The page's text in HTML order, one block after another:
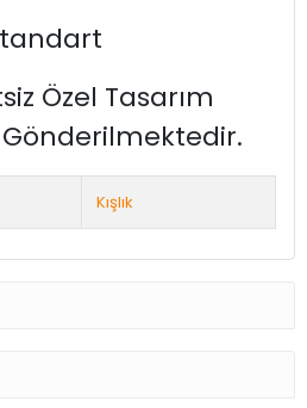
Özel Tasarım
Gönderilmektedir.
Kışlık